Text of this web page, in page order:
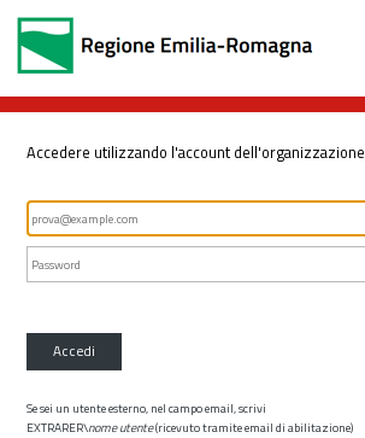
Accedere utilizzando l'account dell'organizzazione
Accedi
Se sei un utente esterno, nel campo email, scrivi
EXTRARER\nome utente(ricevuto tramite email di abilitazione)